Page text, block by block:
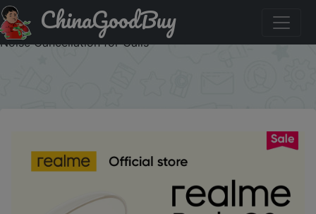
Знижка на realme Buds Q2s Bluetooth Headphones 30
Hours Total Playback 10mm Dynamic Bass Driver AI ENC
Noise Cancellation for Calls
ChinaGoodBuy